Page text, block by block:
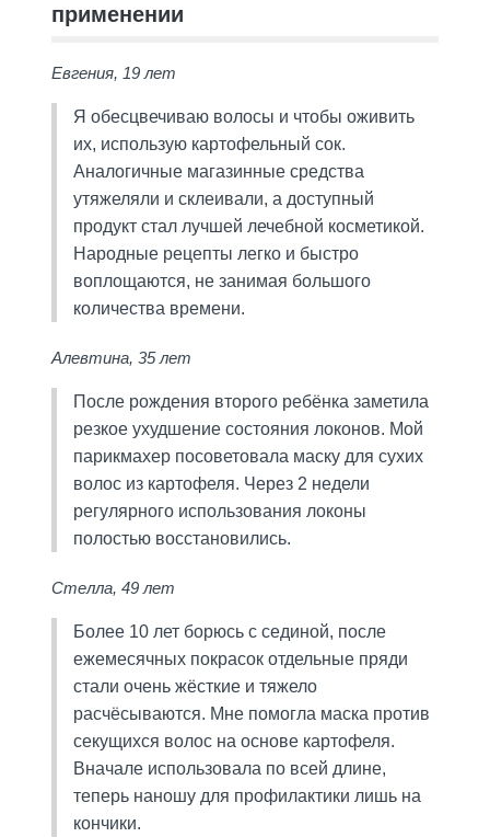
применении
Евгения, 19 лет
Я обесцвечиваю волосы и чтобы оживить
их, использую картофельный сок.
Аналогичные магазинные средства
утяжеляли и склеивали, а доступный
продукт стал лучшей лечебной косметикой.
Народные рецепты легко и быстро
воплощаются, не занимая большого
количества времени.
Алевтина, 35 лет
После рождения второго ребёнка заметила
резкое ухудшение состояния локонов. Мой
парикмахер посоветовала маску для сухих
волос из картофеля. Через 2 недели
регулярного использования локоны
полостью восстановились.
Стелла, 49 лет
Более 10 лет борюсь с сединой, после
ежемесячных покрасок отдельные пряди
стали очень жёсткие и тяжело
расчёсываются. Мне помогла маска против
секущихся волос на основе картофеля.
Вначале использовала по всей длине,
теперь наношу для профилактики лишь на
кончики.